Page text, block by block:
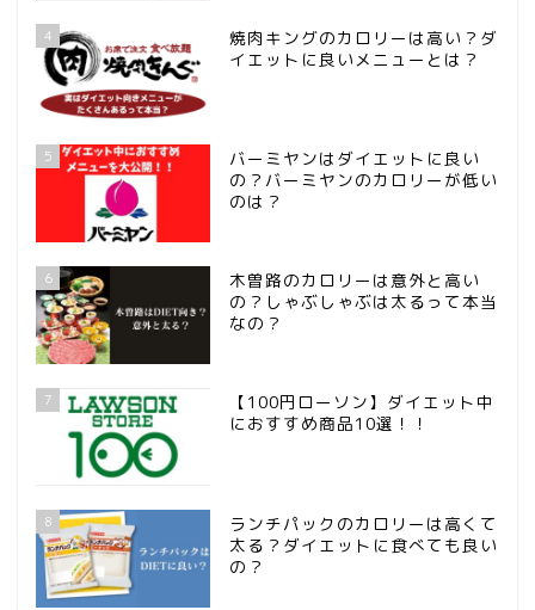
4
焼肉キングのカロリーは高い？ダ
イエットに良いメニューとは？
5
バーミヤンはダイエットに良い
の？バーミヤンのカロリーが低い
のは？
6
木曽路のカロリーは意外と高い
の？しゃぶしゃぶは太るって本当
なの？
7
【100円ローソン】ダイエット中
におすすめ商品10選！！
8
ランチパックのカロリーは高くて
太る？ダイエットに食べても良い
の？